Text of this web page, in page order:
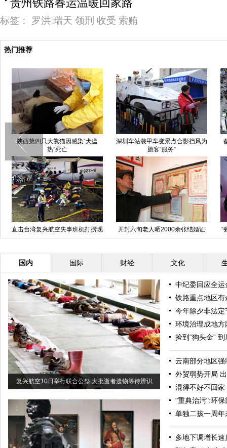
贵州铁路春运温暖回家路
标签： 罗洪 瑞天 领刑 收受 索贿
热门推荐
陕西第四只大熊猫因感染“犬瘟
热”死亡
深圳车站装甲车变景点合影挡风为
旅客“服务”
直击台湾复兴航空失事班机打捞现
场
开封六旬老人晒2000余张结婚证
盼众人珍视婚姻
“
国内 国际 财经 文化
复兴航空10日举行联合公祭 大批逝者遗物等待辨识
中纪委回应全运
铁路重点地区
今年除夕非法
环境治理成地
捡到“狗头金”
云南部分地区
外贸弱势开局
混得不好不回
"重典治污":环
单独二孩一周
多地下调增长